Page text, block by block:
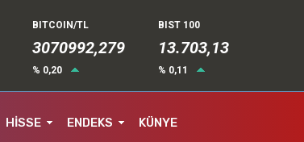
BITCOIN/TL
3070992,279
% 0,20
BIST 100
13.703,13
% 0,11
HİSSE ENDEKS KÜNYE